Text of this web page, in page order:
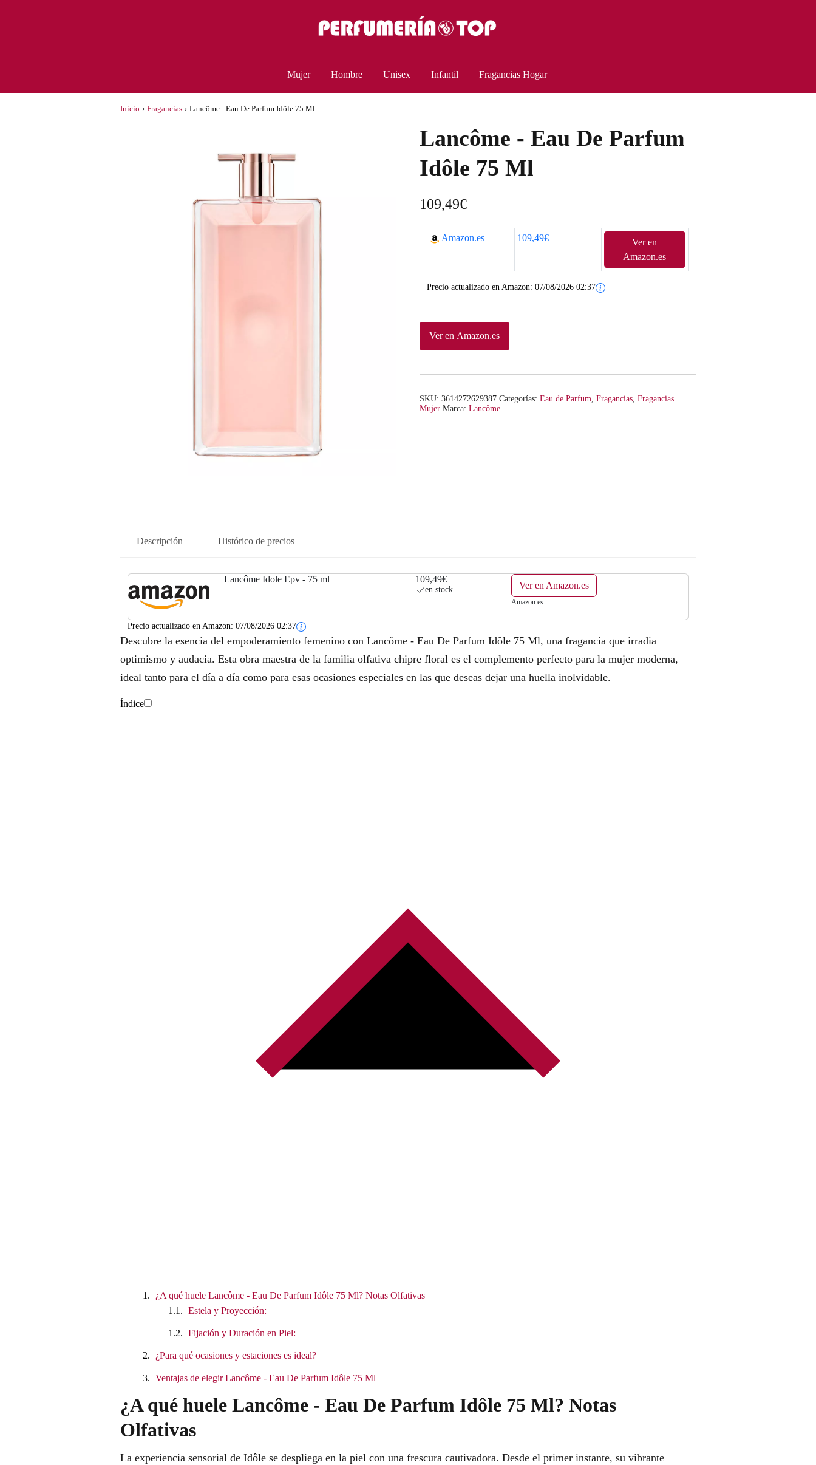
Mujer Hombre Unisex Infantil Fragancias Hogar
Inicio › Fragancias › Lancôme - Eau De Parfum Idôle 75 Ml
Lancôme - Eau De Parfum
Idôle 75 Ml
109,49€
Amazon.es 109,49€
Ver en
Amazon.es
Precio actualizado en Amazon: 07/08/2026 02:37
Ver en Amazon.es
SKU: 3614272629387 Categorías: Eau de Parfum, Fragancias, Fragancias
Mujer Marca: Lancôme
Descripción Histórico de precios
Lancôme Idole Epv - 75 ml 109,49€
en stock Ver en Amazon.es
Amazon.es
Precio actualizado en Amazon: 07/08/2026 02:37
Descubre la esencia del empoderamiento femenino con Lancôme - Eau De Parfum Idôle 75 Ml, una fragancia que irradia
optimismo y audacia. Esta obra maestra de la familia olfativa chipre floral es el complemento perfecto para la mujer moderna,
ideal tanto para el día a día como para esas ocasiones especiales en las que deseas dejar una huella inolvidable.
Índice
¿A qué huele Lancôme - Eau De Parfum Idôle 75 Ml? Notas Olfativas
Estela y Proyección:
Fijación y Duración en Piel:
¿Para qué ocasiones y estaciones es ideal?
Ventajas de elegir Lancôme - Eau De Parfum Idôle 75 Ml
¿A qué huele Lancôme - Eau De Parfum Idôle 75 Ml? Notas
Olfativas
La experiencia sensorial de Idôle se despliega en la piel con una frescura cautivadora. Desde el primer instante, su vibrante